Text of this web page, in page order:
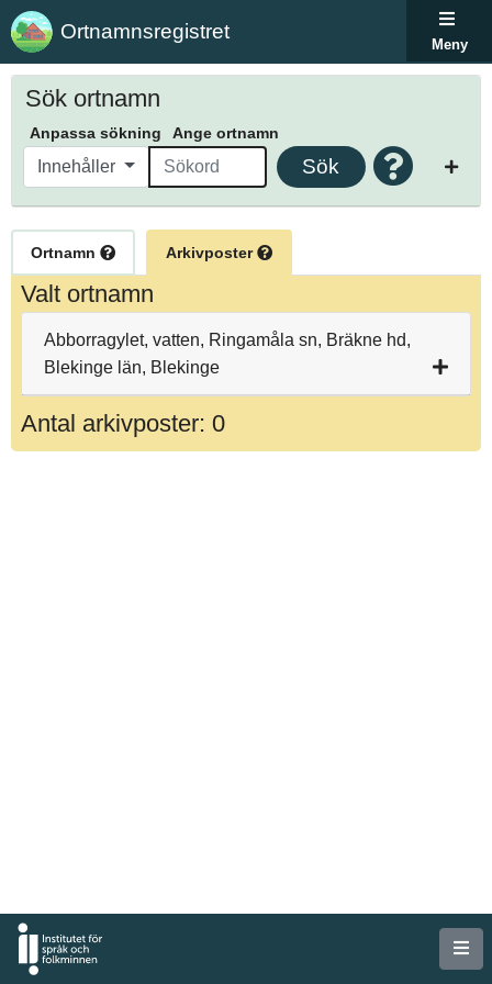
Ortnamnsregistret
Meny
Sök ortnamn
Anpassa sökning Ange ortnamn
Innehåller Sök
Ortnamn Arkivposter
Valt ortnamn
Abborragylet, vatten, Ringamåla sn, Bräkne hd,
Blekinge län, Blekinge
Antal arkivposter: 0